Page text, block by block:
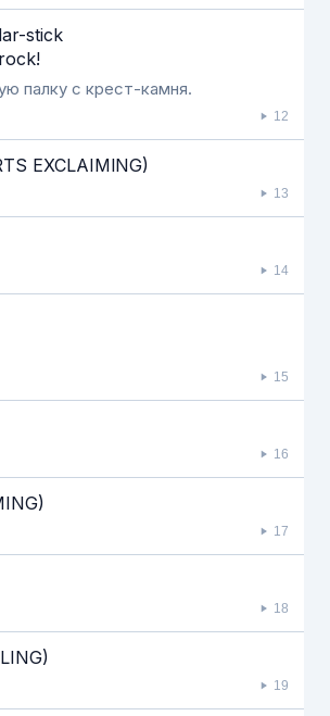
stick
палку с крест-камня.
12
EXCLAIMlNG)
13
14
15
16
17
18
19